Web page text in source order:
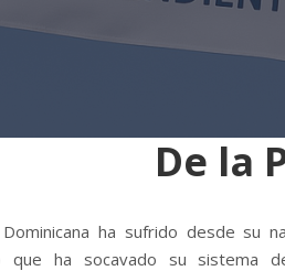
De la
Dominicana ha sufrido desde su
que ha socavado su sistema